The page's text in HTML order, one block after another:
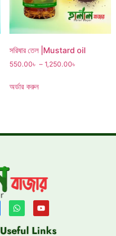
সরিষার তেল |Mustard oil
550.00৳ – 1,250.00৳
অর্ডার করুন
Useful Links